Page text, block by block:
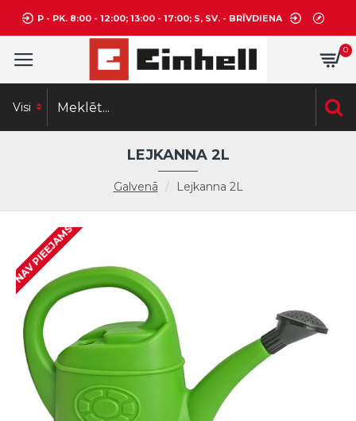
P - PK. 8:00 - 12:00; 13:00 - 17:00; S, SV. - BRĪVDIENA
0
Visi
Galvenā Lejkanna 2L
LEJKANNA 2L
NAV PIEEJAMS